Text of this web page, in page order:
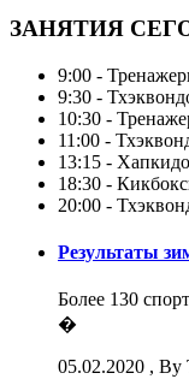
ЗАНЯТИЯ
9:00 -
9:30 -
10:30 -
11:00 -
13:15 - Хапкидо
18:30 -
20:00 -
Результаты
Более 130
�
05.02.2020 , By